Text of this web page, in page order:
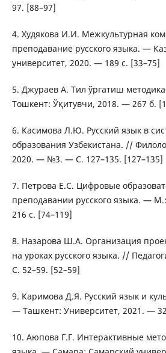
97. [88–97]
4. Худякова И.И. Межкультурная
преподавание русского языка. —
университет, 2020. — 189 с. [33–75]
5. Джураев А. Тил ўргатиш
Тошкент: Ўқитувчи, 2018. — 267 б.
6. Касимова Л.Ю. Русский язык в
образования Узбекистана. //
2020. — №3. — С. 127–135. [127–135]
7. Петрова Е.С. Цифровые
преподавании русского языка. —
216 с. [74–119]
8. Назарова Ш.А. Организация
на уроках русского языка. //
С. 52–59. [52–59]
9. Каримова Д.Я. Русский язык и
— Ташкент: Университет, 2021. —
10. Аюпова Г.Г. Интерактивные